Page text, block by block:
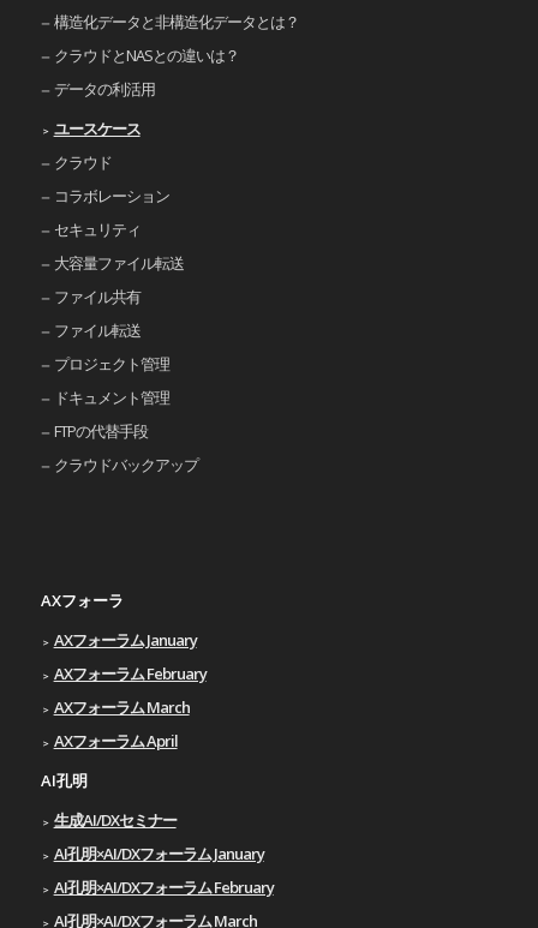
構造化データと非構造化データとは？
クラウドとNASとの違いは？
データの利活用
ユースケース
クラウド
コラボレーション
セキュリティ
大容量ファイル転送
ファイル共有
ファイル転送
プロジェクト管理
ドキュメント管理
FTPの代替手段
クラウドバックアップ
AXフォーラ
AXフォーラム January
AXフォーラム February
AXフォーラム March
AXフォーラム April
AI孔明
生成AI/DXセミナー
AI孔明×AI/DXフォーラム January
AI孔明×AI/DXフォーラム February
AI孔明×AI/DXフォーラム March